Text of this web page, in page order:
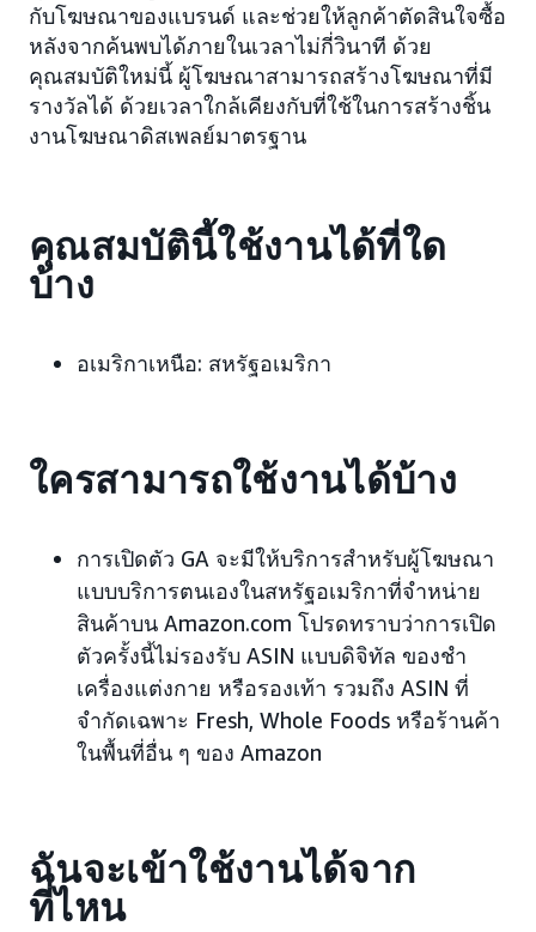
กับโฆษณาของแบรนด์ และช่วยให้ลูกค้าตัดสินใจซื้อ
หลังจากค้นพบได้ภายในเวลาไม่กี่วินาที ด้วย
คุณสมบัติใหม่นี้ ผู้โฆษณาสามารถสร้างโฆษณาที่มี
รางวัลได้ ด้วยเวลาใกล้เคียงกับที่ใช้ในการสร้างชิ้น
งานโฆษณาดิสเพลย์มาตรฐาน
คุณสมบัตินี้ใช้งานได้ที่ใด
บ้าง
อเมริกาเหนือ: สหรัฐอเมริกา
ใครสามารถใช้งานได้บ้าง
การเปิดตัว GA จะมีให้บริการสำหรับผู้โฆษณา
แบบบริการตนเองในสหรัฐอเมริกาที่จำหน่าย
สินค้าบน Amazon.com โปรดทราบว่าการเปิด
ตัวครั้งนี้ไม่รองรับ ASIN แบบดิจิทัล ของชำ
เครื่องแต่งกาย หรือรองเท้า รวมถึง ASIN ที่
จำกัดเฉพาะ Fresh, Whole Foods หรือร้านค้า
ในพื้นที่อื่น ๆ ของ Amazon
ฉันจะเข้าใช้งานได้จาก
ที่ไหน